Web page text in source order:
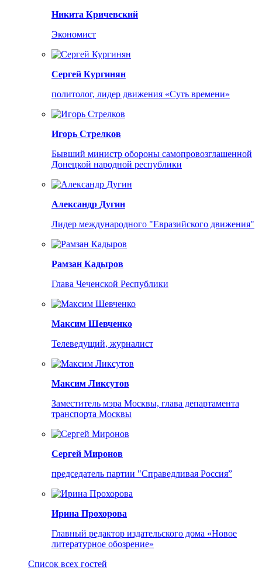
Никита Кричевский
Экономист
Сергей Кургинян
политолог, лидер движения «Суть времени»
Игорь Стрелков
Бывший министр обороны самопровозглашенной
Донецкой народной республики
Александр Дугин
Лидер международного "Евразийского движения"
Рамзан Кадыров
Глава Чеченской Республики
Максим Шевченко
Телеведущий, журналист
Максим Ликсутов
Заместитель мэра Москвы, глава департамента
транспорта Москвы
Сергей Миронов
председатель партии "Справедливая Россия”
Ирина Прохорова
Главный редактор издательского дома «Новое
литературное обозрение»
Список всех гостей